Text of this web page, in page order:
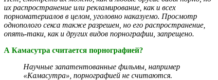
их распространение или рекламирование, как и всех
порноматериалов в целом, уголовно наказуемо. Просмотр
однополого секса также разрешен, но его распространение,
опять-таки, как и других видов порнографии, запрещено.
А Камасутра считается порнографией?
Научные запатентованные фильмы, например
«Камасутра», порнографией не считаются.